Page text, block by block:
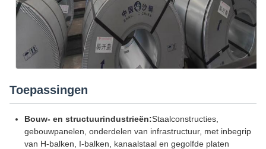
Toepassingen
Bouw- en structuurindustrieën:Staalconstructies,
gebouwpanelen, onderdelen van infrastructuur, met inbegrip
van H-balken, I-balken, kanaalstaal en gegolfde platen